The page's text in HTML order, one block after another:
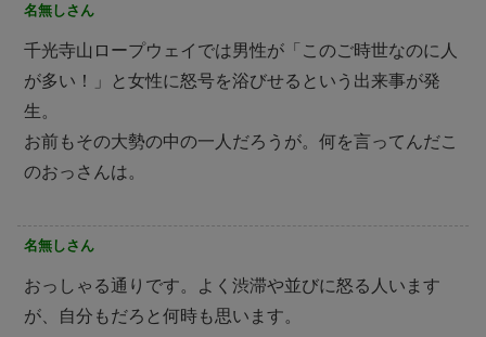
名無しさん
千光寺山ロープウェイでは男性が「このご時世なのに人
が多い！」と女性に怒号を浴びせるという出来事が発
生。
お前もその大勢の中の一人だろうが。何を言ってんだこ
のおっさんは。
名無しさん
おっしゃる通りです。よく渋滞や並びに怒る人います
が、自分もだろと何時も思います。